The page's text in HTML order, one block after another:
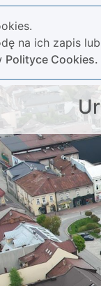
na ich zapis
Polityce Cookies.